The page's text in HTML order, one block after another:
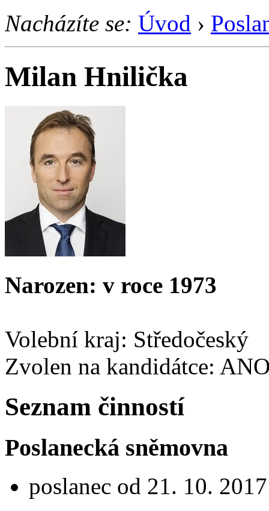
Nacházíte se: Úvod ›
Milan Hnilička
Narozen: v roce 1973
Volební kraj: Středočeský
Zvolen na kandidátce:
Seznam činností
Poslanecká sněmovna
poslanec od 21. 10.